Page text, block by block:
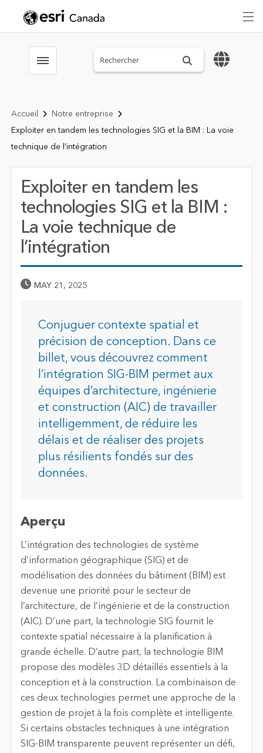
Toggle menubar Search sitewide
Accueil
Notre entreprise
Exploiter en tandem les technologies SIG et la BIM : La voie
technique de l’intégration
Exploiter en tandem les
technologies SIG et la BIM :
La voie technique de
l’intégration
Published Date
MAY 21, 2025
Conjuguer contexte spatial et
précision de conception. Dans ce
billet, vous découvrez comment
l’intégration SIG-BIM permet aux
équipes d’architecture, ingénierie
et construction (AIC) de travailler
intelligemment, de réduire les
délais et de réaliser des projets
plus résilients fondés sur des
données.
Aperçu
L’intégration des technologies de système
d’information géographique (SIG) et de
modélisation des données du bâtiment (BIM) est
devenue une priorité pour le secteur de
l’architecture, de l’ingénierie et de la construction
(AIC). D’une part, la technologie SIG fournit le
contexte spatial nécessaire à la planification à
grande échelle. D’autre part, la technologie BIM
propose des modèles 3D détaillés essentiels à la
conception et à la construction. La combinaison de
ces deux technologies permet une approche de la
gestion de projet à la fois complète et intelligente.
Si certains obstacles techniques à une intégration
SIG-BIM transparente peuvent représenter un défi,